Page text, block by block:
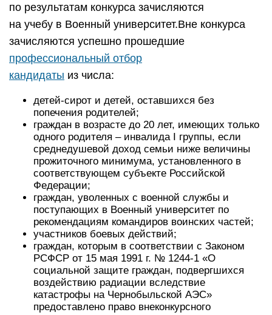
по результатам конкурса зачисляются
на учебу в Военный университет.Вне конкурса
зачисляются успешно прошедшие
профессиональный отбор
кандидаты из числа:
детей-сирот и детей, оставшихся без
попечения родителей;
граждан в возрасте до 20 лет, имеющих только
одного родителя – инвалида I группы, если
среднедушевой доход семьи ниже величины
прожиточного минимума, установленного в
соответствующем субъекте Российской
Федерации;
граждан, уволенных с военной службы и
поступающих в Военный университет по
рекомендациям командиров воинских частей;
участников боевых действий;
граждан, которым в соответствии с Законом
РСФСР от 15 мая 1991 г. № 1244-1 «О
социальной защите граждан, подвергшихся
воздействию радиации вследствие
катастрофы на Чернобыльской АЭС»
предоставлено право внеконкурсного